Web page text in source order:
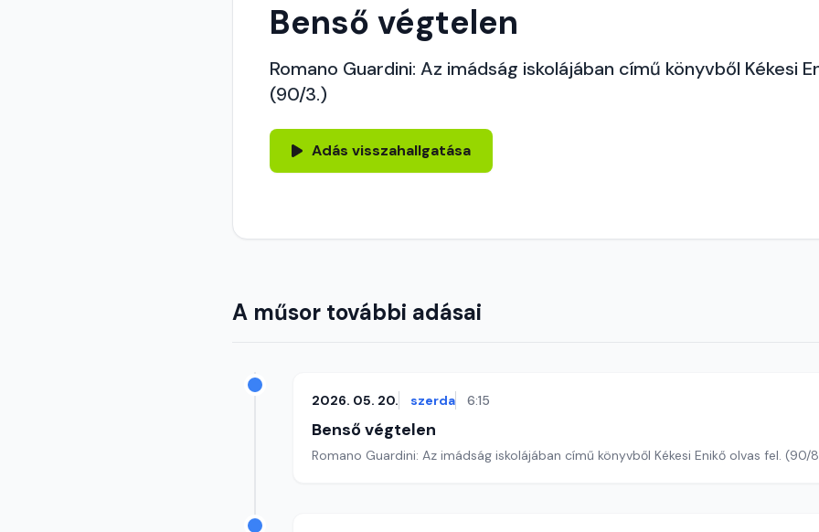
Benső végtelen
Romano Guardini: Az imádság iskolájában című könyvből Kékesi
(90/3.)
Adás visszahallgatása
A műsor további adásai
2026. 05. 20. szerda 6:15
Benső végtelen
Romano Guardini: Az imádság iskolájában című könyvből Kékesi